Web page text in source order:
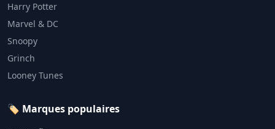
Harry Potter
Marvel & DC
Snoopy
Grinch
Looney Tunes
🏷️ Marques populaires